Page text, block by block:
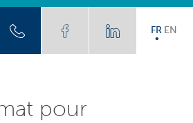
FR EN
pour